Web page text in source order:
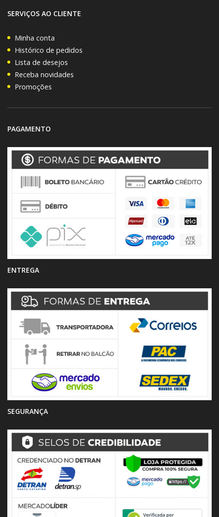
SERVIÇOS AO CLIENTE
Minha conta
Histórico de pedidos
Lista de desejos
Receba novidades
Promoções
PAGAMENTO
ENTREGA
SEGURANÇA